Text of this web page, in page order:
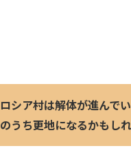
ロシア村は解体が進んで
のうち更地になるかもしれ